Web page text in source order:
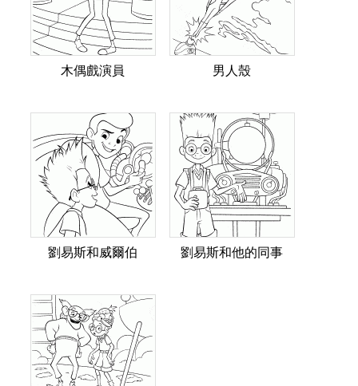
木偶戲演員 男人殼
劉易斯和威爾伯 劉易斯和他的同事